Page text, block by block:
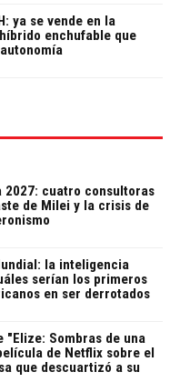
ya se vende en la
enchufable que
2027: cuatro consultoras
de Milei y la crisis de
la inteligencia
serían los primeros
en ser derrotados
"Elize: Sombras de una
de Netflix sobre el
que descuartizó a su